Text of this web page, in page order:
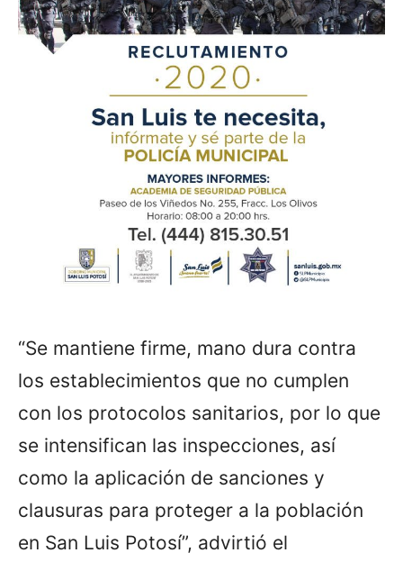
“Se mantiene firme, mano dura contra
los establecimientos que no cumplen
con los protocolos sanitarios, por lo que
se intensifican las inspecciones, así
como la aplicación de sanciones y
clausuras para proteger a la población
en San Luis Potosí”, advirtió el